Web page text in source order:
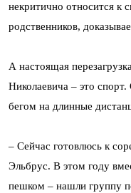
некритично относится к
родственников,
А настоящая
Николаевича – это
бегом на длинные
– Сейчас готовлюсь к
Эльбрус. В этом году
пешком – нашли группу